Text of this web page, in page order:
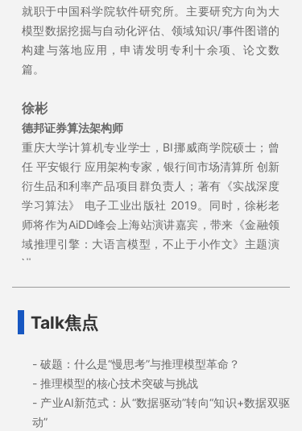
就职于中国科学院软件研究所。主要研究方向为大
模型数据挖掘与自动化评估、领域知识/事件图谱的
构建与落地应用，申请发明专利十余项、论文数
篇。
徐彬
德邦证券算法架构师
重庆大学计算机专业学士，BI挪威商学院硕士；曾
任 平安银行 应用架构专家，银行间市场清算所 创新
衍生品和利率产品项目群负责人；著有《实战深度
学习算法》 电子工业出版社 2019。同时，徐彬老
师将作为AiDD峰会上海站演讲嘉宾，带来《金融领
域推理引擎：大语言模型，不止于小作文》主题演
讲。
Talk焦点
- 破题：什么是“慢思考”与推理模型革命？
- 推理模型的核心技术突破与挑战
- 产业AI新范式：从“数据驱动”转向“知识+数据双驱
动”